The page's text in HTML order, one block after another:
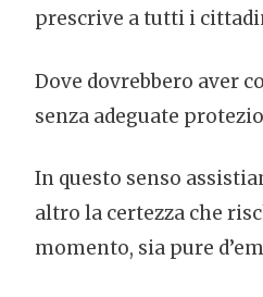
prescrive a tutti i
Dove dovrebbero aver
senza adeguate
In questo senso
altro la certezza che
momento, sia pure